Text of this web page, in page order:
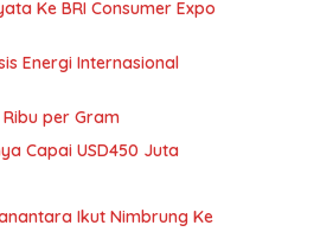
Ke BRI Consumer Expo
Energi Internasional
per Gram
Capai USD450 Juta
Ikut Nimbrung Ke